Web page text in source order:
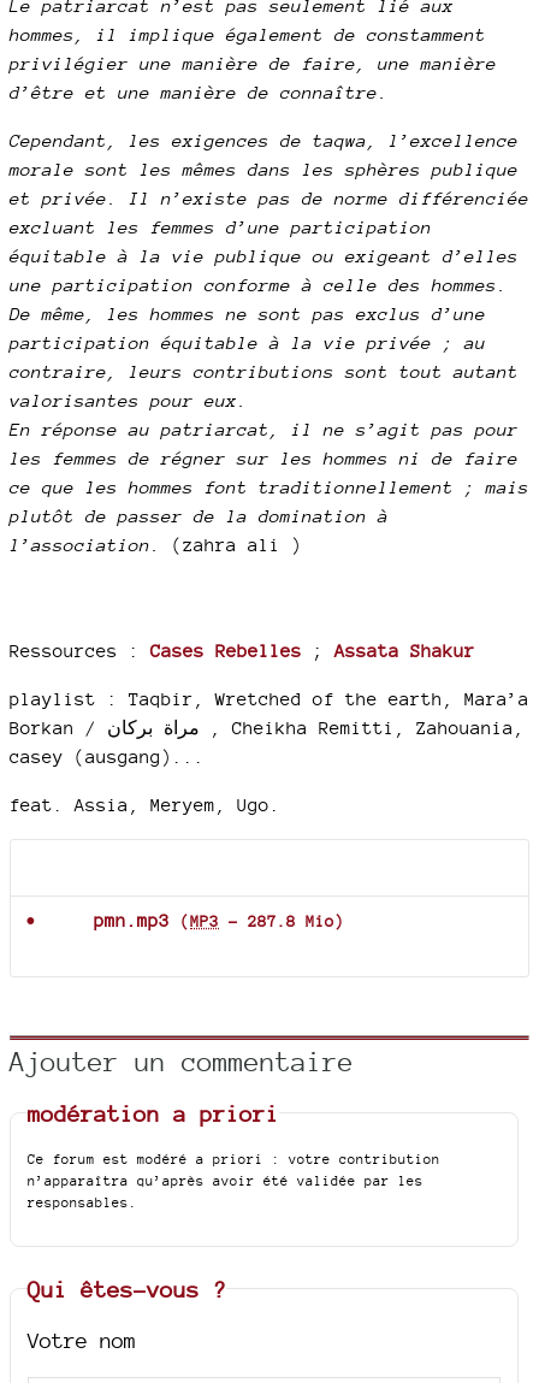
Le patriarcat n’est pas seulement lié aux
hommes, il implique également de constamment
privilégier une manière de faire, une manière
d’être et une manière de connaître.
Cependant, les exigences de taqwa, l’excellence
morale sont les mêmes dans les sphères publique
et privée. Il n’existe pas de norme différenciée
excluant les femmes d’une participation
équitable à la vie publique ou exigeant d’elles
une participation conforme à celle des hommes.
De même, les hommes ne sont pas exclus d’une
participation équitable à la vie privée ; au
contraire, leurs contributions sont tout autant
valorisantes pour eux.
En réponse au patriarcat, il ne s’agit pas pour
les femmes de régner sur les hommes ni de faire
ce que les hommes font traditionnellement ; mais
plutôt de passer de la domination à
l’association. (zahra ali )
Ressources :Cases Rebelles ; Assata Shakur
playlist : Taqbir, Wretched of the earth, Mara’a
Borkan / مراة بركان , Cheikha Remitti, Zahouania,
casey (ausgang)...
feat. Assia, Meryem, Ugo.
pmn.mp3 (MP3 - 287.8 Mio)
Ajouter un commentaire
modération a priori
Ce forum est modéré a priori : votre contribution
n’apparaîtra qu’après avoir été validée par les
responsables.
Qui êtes-vous ?
Votre nom